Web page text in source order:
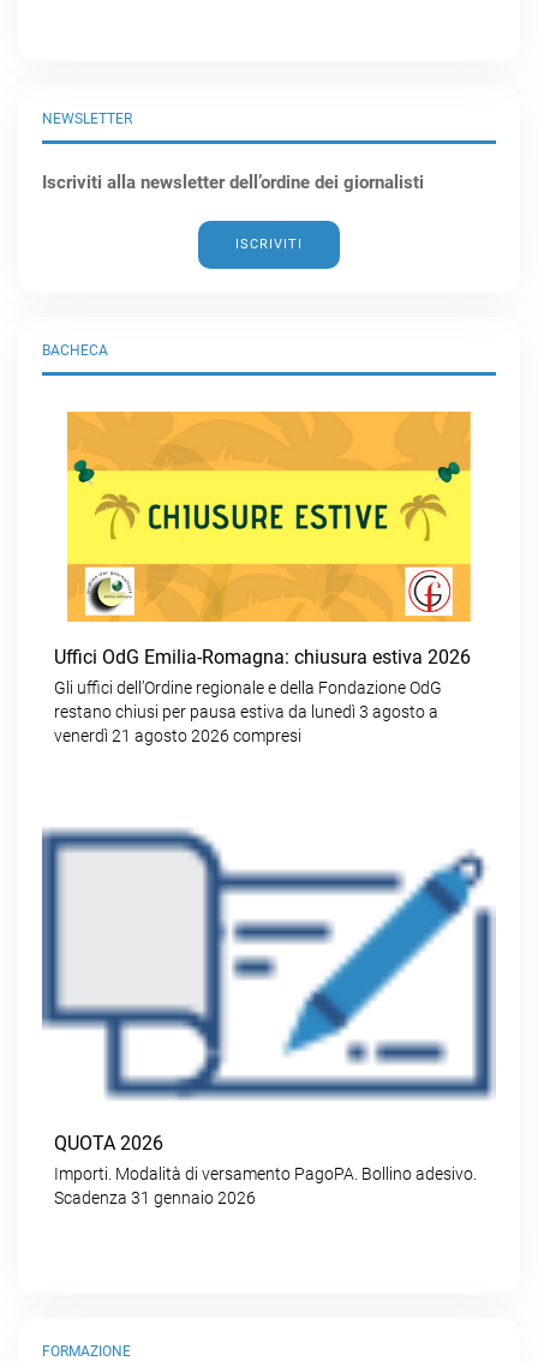
BACHECA
Uffici OdG Emilia-Romagna: chiusura estiva 2026
Gli uffici dell’Ordine regionale e della Fondazione OdG
restano chiusi per pausa estiva da lunedì 3 agosto a
venerdì 21 agosto 2026 compresi
QUOTA 2026
Importi. Modalità di versamento PagoPA. Bollino adesivo.
Scadenza 31 gennaio 2026
NEWSLETTER
Iscriviti alla newsletter dell’ordine dei giornalisti
ISCRIVITI
FORMAZIONE